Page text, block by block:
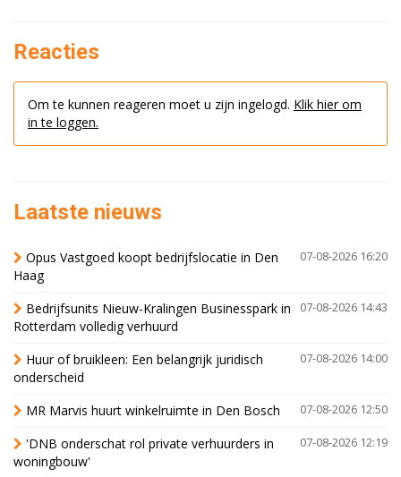
Reacties
Om te kunnen reageren moet u zijn ingelogd. Klik hier om
in te loggen.
Laatste nieuws
07-08-2026 16:20
Opus Vastgoed koopt bedrijfslocatie in Den
Haag
07-08-2026 14:43
Bedrijfsunits Nieuw-Kralingen Businesspark in
Rotterdam volledig verhuurd
07-08-2026 14:00
Huur of bruikleen: Een belangrijk juridisch
onderscheid
07-08-2026 12:50
MR Marvis huurt winkelruimte in Den Bosch
07-08-2026 12:19
'DNB onderschat rol private verhuurders in
woningbouw'